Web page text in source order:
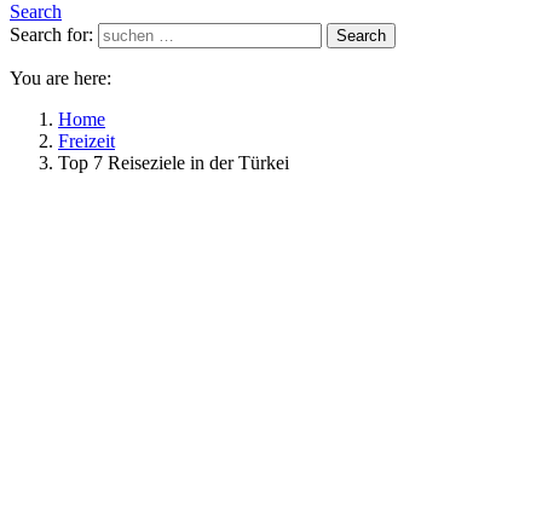
Search
Search for:
Search
You are here:
Home
Freizeit
Top 7 Reiseziele in der Türkei